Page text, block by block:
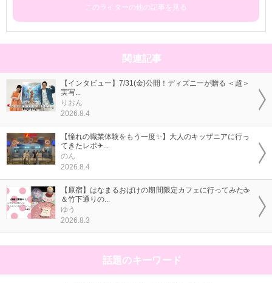
このライターの他の記事を見る
関連記事
【インタビュー】7/31(金)公開！ディズニーが贈る ＜超＞
実写...
りおん
2026.8.4
【憧れの職業体験をもう一度✨】大人のキッザニアに行っ
てきたレポ✈...
のん
2026.8.4
【原宿】はなまるおばけの期間限定カフェに行ってみた☕
＆竹下通りの...
ゆう
2026.8.3
話題のキーワード